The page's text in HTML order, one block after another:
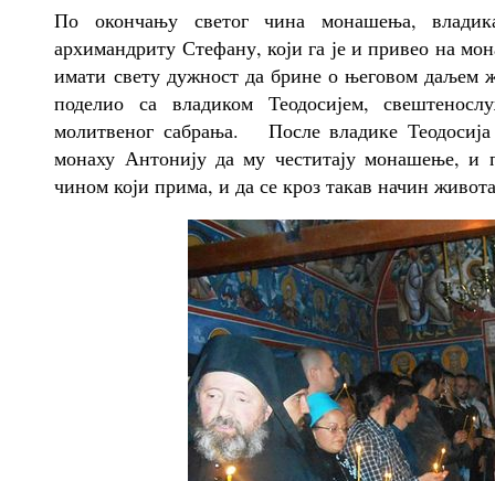
По окончању светог чина монашења,
архимандриту Стефану, који га је и привео на
имати свету дужност да брине о његовом даљем
поделио са владиком Теодосијем,
молитвеног сабрања. После владике
монаху Антонију да му честитају монашење, и
чином који прима, и да се кроз такав начин